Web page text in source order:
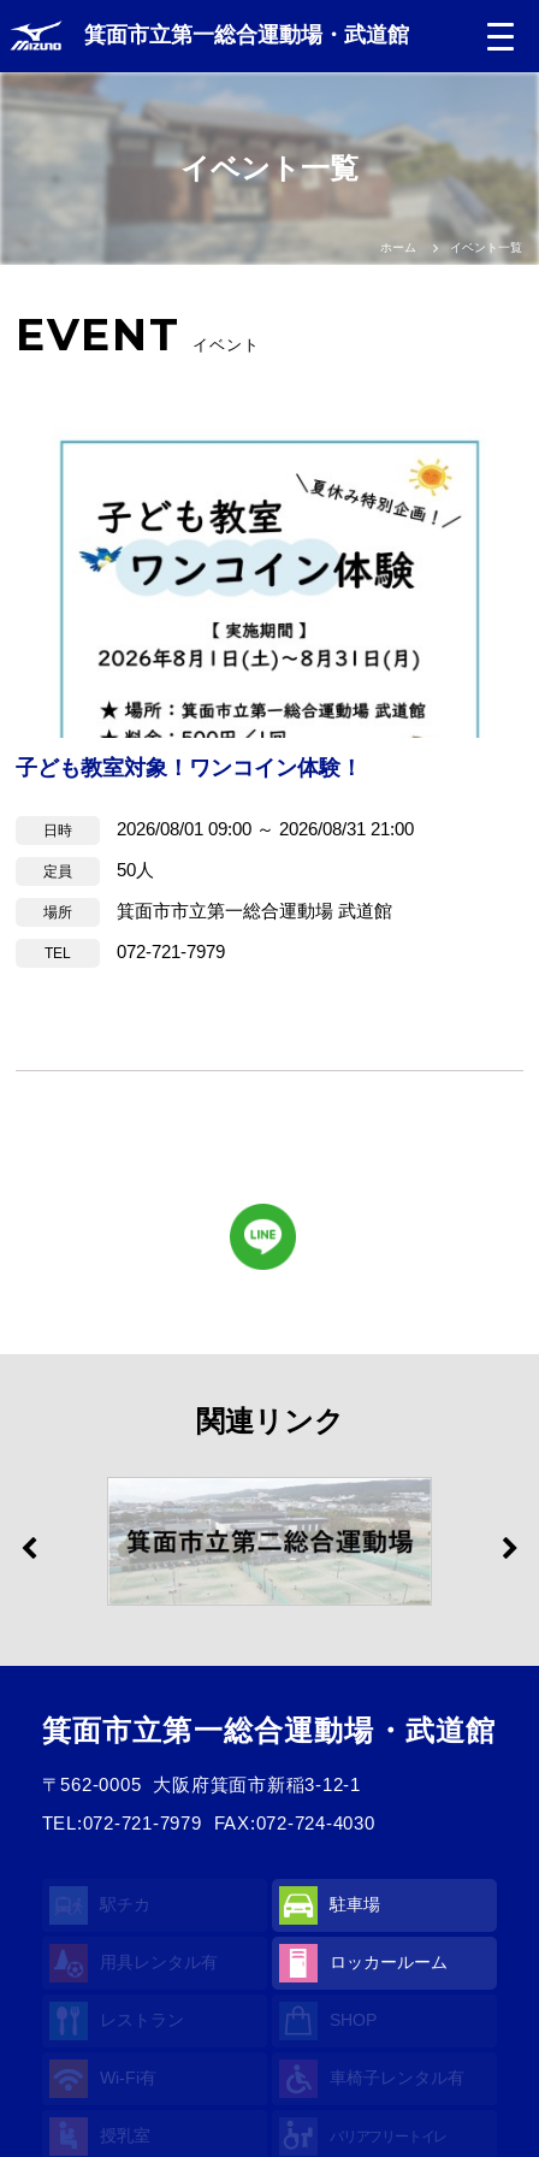
箕面市立第一総合運動場・武道館
お問合せフォーム
箕面市公共施設予約システム
イベント一覧
ホーム イベント一覧
EVENT イベント
子ども教室対象！ワンコイン体験！
日時 2026/08/01 09:00 ～ 2026/08/31 21:00
定員 50人
場所 箕面市市立第一総合運動場 武道館
TEL 072-721-7979
関連リンク
箕面市立第一総合運動場・武道館
〒562-0005
大阪府箕面市新稲3-12-1
TEL:072-721-7979 FAX:072-724-4030
駅チカ 駐車場
用具レンタル有 ロッカールーム
レストラン SHOP
Wi-Fi有 車椅子レンタル有
授乳室 バリアフリートイレ